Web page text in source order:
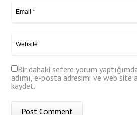
Bir dahaki sefere yorum
adımı, e-posta adresimi ve web site
kaydet.